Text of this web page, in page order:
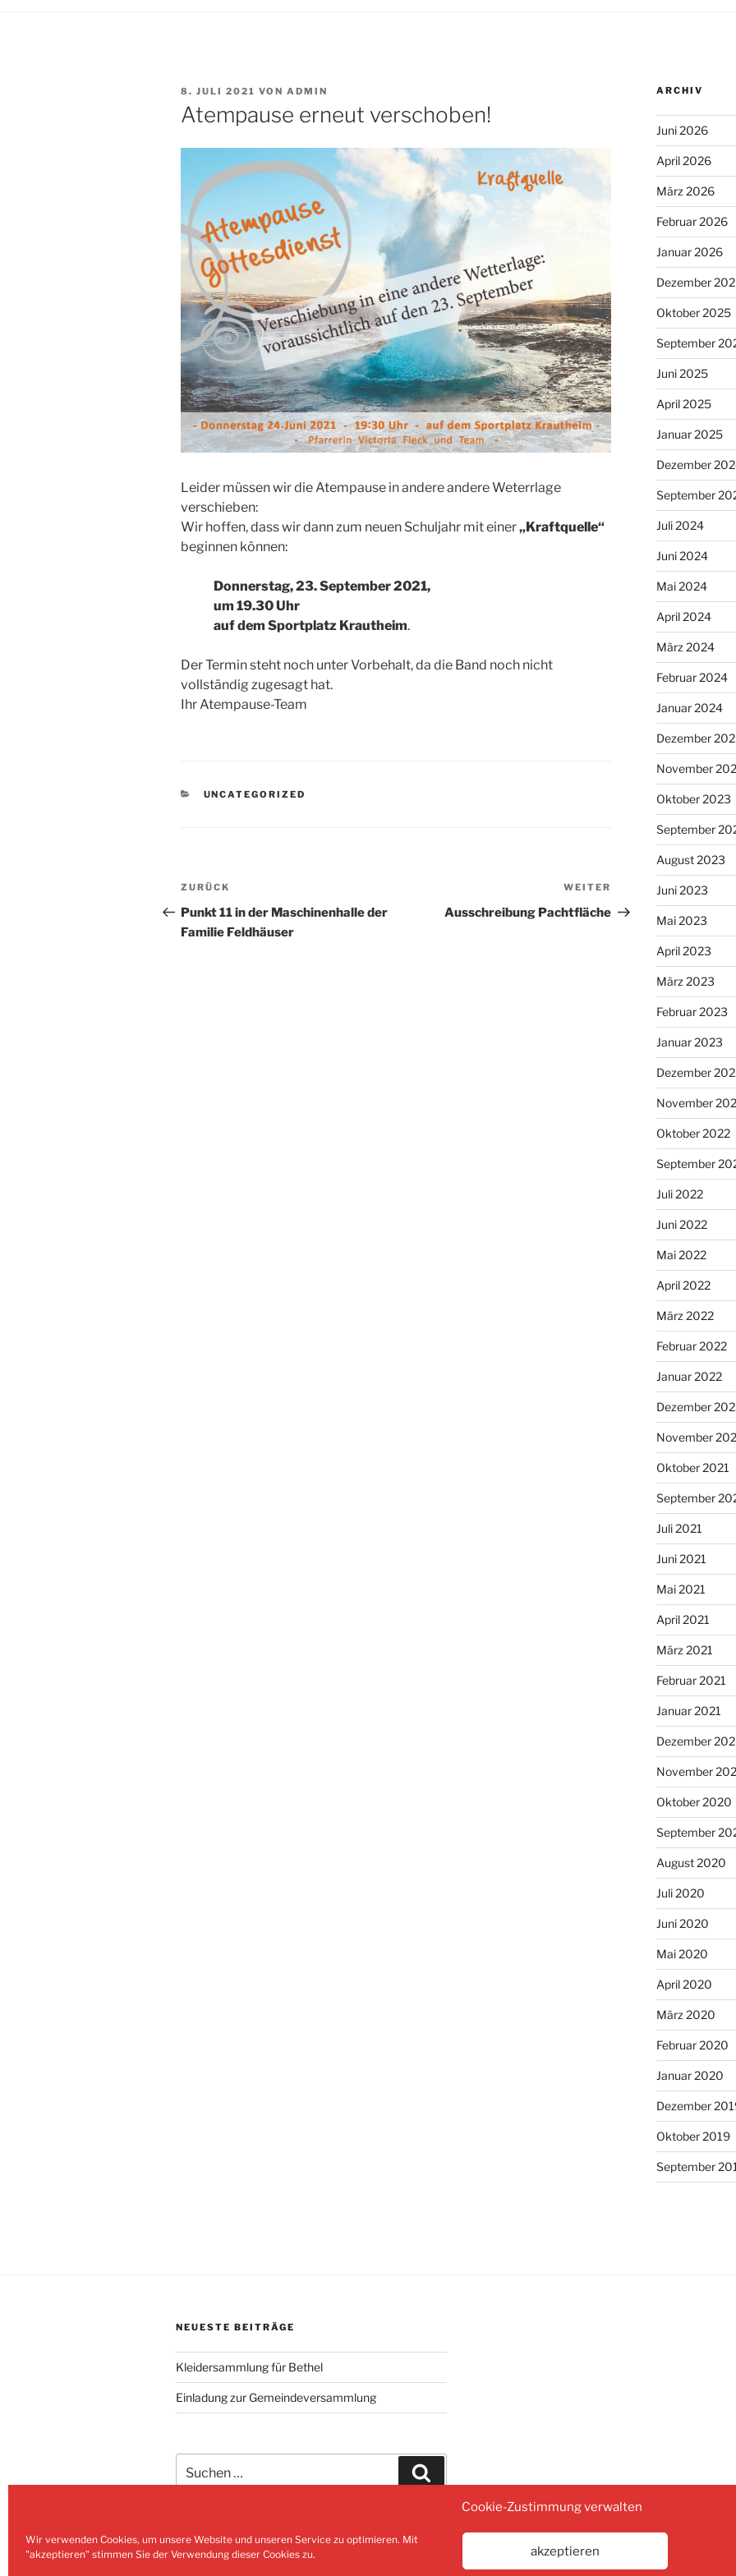
Cookie-Zustimmung verwalten
Wir verwenden Cookies, um unsere Website und unseren Service zu optimieren. Mit
"akzeptieren" stimmen Sie der Verwendung dieser Cookies zu.
akzeptieren
VERÖFFENTLICHT
AM
8. JULI 2021 VON ADMIN
Atempause erneut verschoben!
Leider müssen wir die Atempause in andere andere Weterrlage
verschieben:
Wir hoffen, dass wir dann zum neuen Schuljahr mit einer„Kraftquelle“
beginnen können:
Donnerstag, 23. September 2021,
um 19.30 Uhr
auf dem Sportplatz Krautheim.
Der Termin steht noch unter Vorbehalt, da die Band noch nicht
vollständig zugesagt hat.
Ihr Atempause-Team
KATEGORIEN
UNCATEGORIZED
Beitragsnavigation
Vorheriger
Beitrag
ZURÜCK
Punkt 11 in der Maschinenhalle der
Familie Feldhäuser
Nächster
Beitrag
WEITER
Ausschreibung Pachtfläche
ARCHIV
Juni 2026
April 2026
März 2026
Februar 2026
Januar 2026
Dezember
Oktober 2025
September
Juni 2025
April 2025
Januar 2025
Dezember
September
Juli 2024
Juni 2024
Mai 2024
April 2024
März 2024
Februar 2024
Januar 2024
Dezember
November
Oktober 2023
September
August 2023
Juni 2023
Mai 2023
April 2023
März 2023
Februar 2023
Januar 2023
Dezember
November
Oktober 2022
September
Juli 2022
Juni 2022
Mai 2022
April 2022
März 2022
Februar 2022
Januar 2022
Dezember
November
Oktober 2021
September
Juli 2021
Juni 2021
Mai 2021
April 2021
März 2021
Februar 2021
Januar 2021
Dezember
November
Oktober 2020
September
August 2020
Juli 2020
Juni 2020
Mai 2020
April 2020
März 2020
Februar 2020
Januar 2020
Dezember
Oktober 2019
September
NEUESTE BEITRÄGE
Kleidersammlung für Bethel
Einladung zur Gemeindeversammlung
nach:
AktuellesAktuellesStart Datenschutzerklärung Stolz präsentiert von